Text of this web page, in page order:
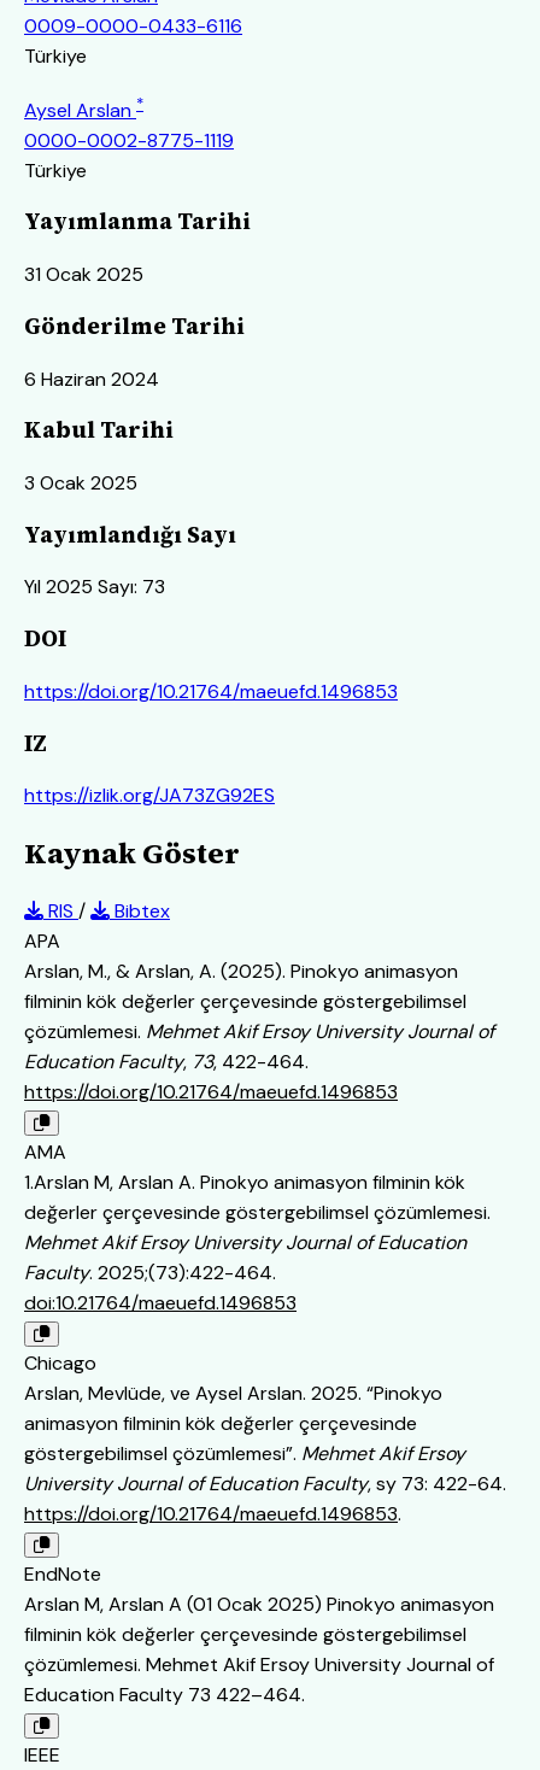
0009-0000-0433-6116
Türkiye
Aysel Arslan *
0000-0002-8775-1119
Türkiye
Yayımlanma Tarihi
31 Ocak 2025
Gönderilme Tarihi
6 Haziran 2024
Kabul Tarihi
3 Ocak 2025
Yayımlandığı Sayı
Yıl 2025 Sayı: 73
DOI
https://doi.org/10.21764/maeuefd.1496853
IZ
https://izlik.org/JA73ZG92ES
Kaynak Göster
RIS /
Bibtex
APA
Arslan, M., & Arslan, A. (2025). Pinokyo animasyon
filminin kök değerler çerçevesinde göstergebilimsel
çözümlemesi. Mehmet Akif Ersoy University Journal of
Education Faculty, 73, 422-464.
https://doi.org/10.21764/maeuefd.1496853
AMA
1.Arslan M, Arslan A. Pinokyo animasyon filminin kök
değerler çerçevesinde göstergebilimsel çözümlemesi.
Mehmet Akif Ersoy University Journal of Education
Faculty. 2025;(73):422-464.
doi:10.21764/maeuefd.1496853
Chicago
Arslan, Mevlüde, ve Aysel Arslan. 2025. “Pinokyo
animasyon filminin kök değerler çerçevesinde
göstergebilimsel çözümlemesi”. Mehmet Akif Ersoy
University Journal of Education Faculty, sy 73: 422-64.
https://doi.org/10.21764/maeuefd.1496853.
EndNote
Arslan M, Arslan A (01 Ocak 2025) Pinokyo animasyon
filminin kök değerler çerçevesinde göstergebilimsel
çözümlemesi. Mehmet Akif Ersoy University Journal of
Education Faculty 73 422–464.
IEEE